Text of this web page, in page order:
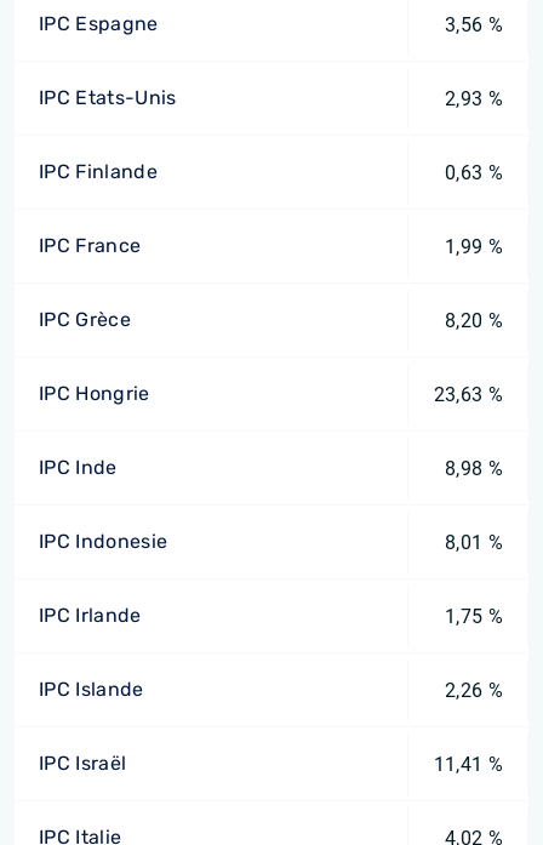
IPC Espagne 3,56 %
IPC Etats-Unis 2,93 %
IPC Finlande 0,63 %
IPC France 1,99 %
IPC Grèce 8,20 %
IPC Hongrie 23,63 %
IPC Inde 8,98 %
IPC Indonesie 8,01 %
IPC Irlande 1,75 %
IPC Islande 2,26 %
IPC Israël 11,41 %
IPC Italie 4,02 %